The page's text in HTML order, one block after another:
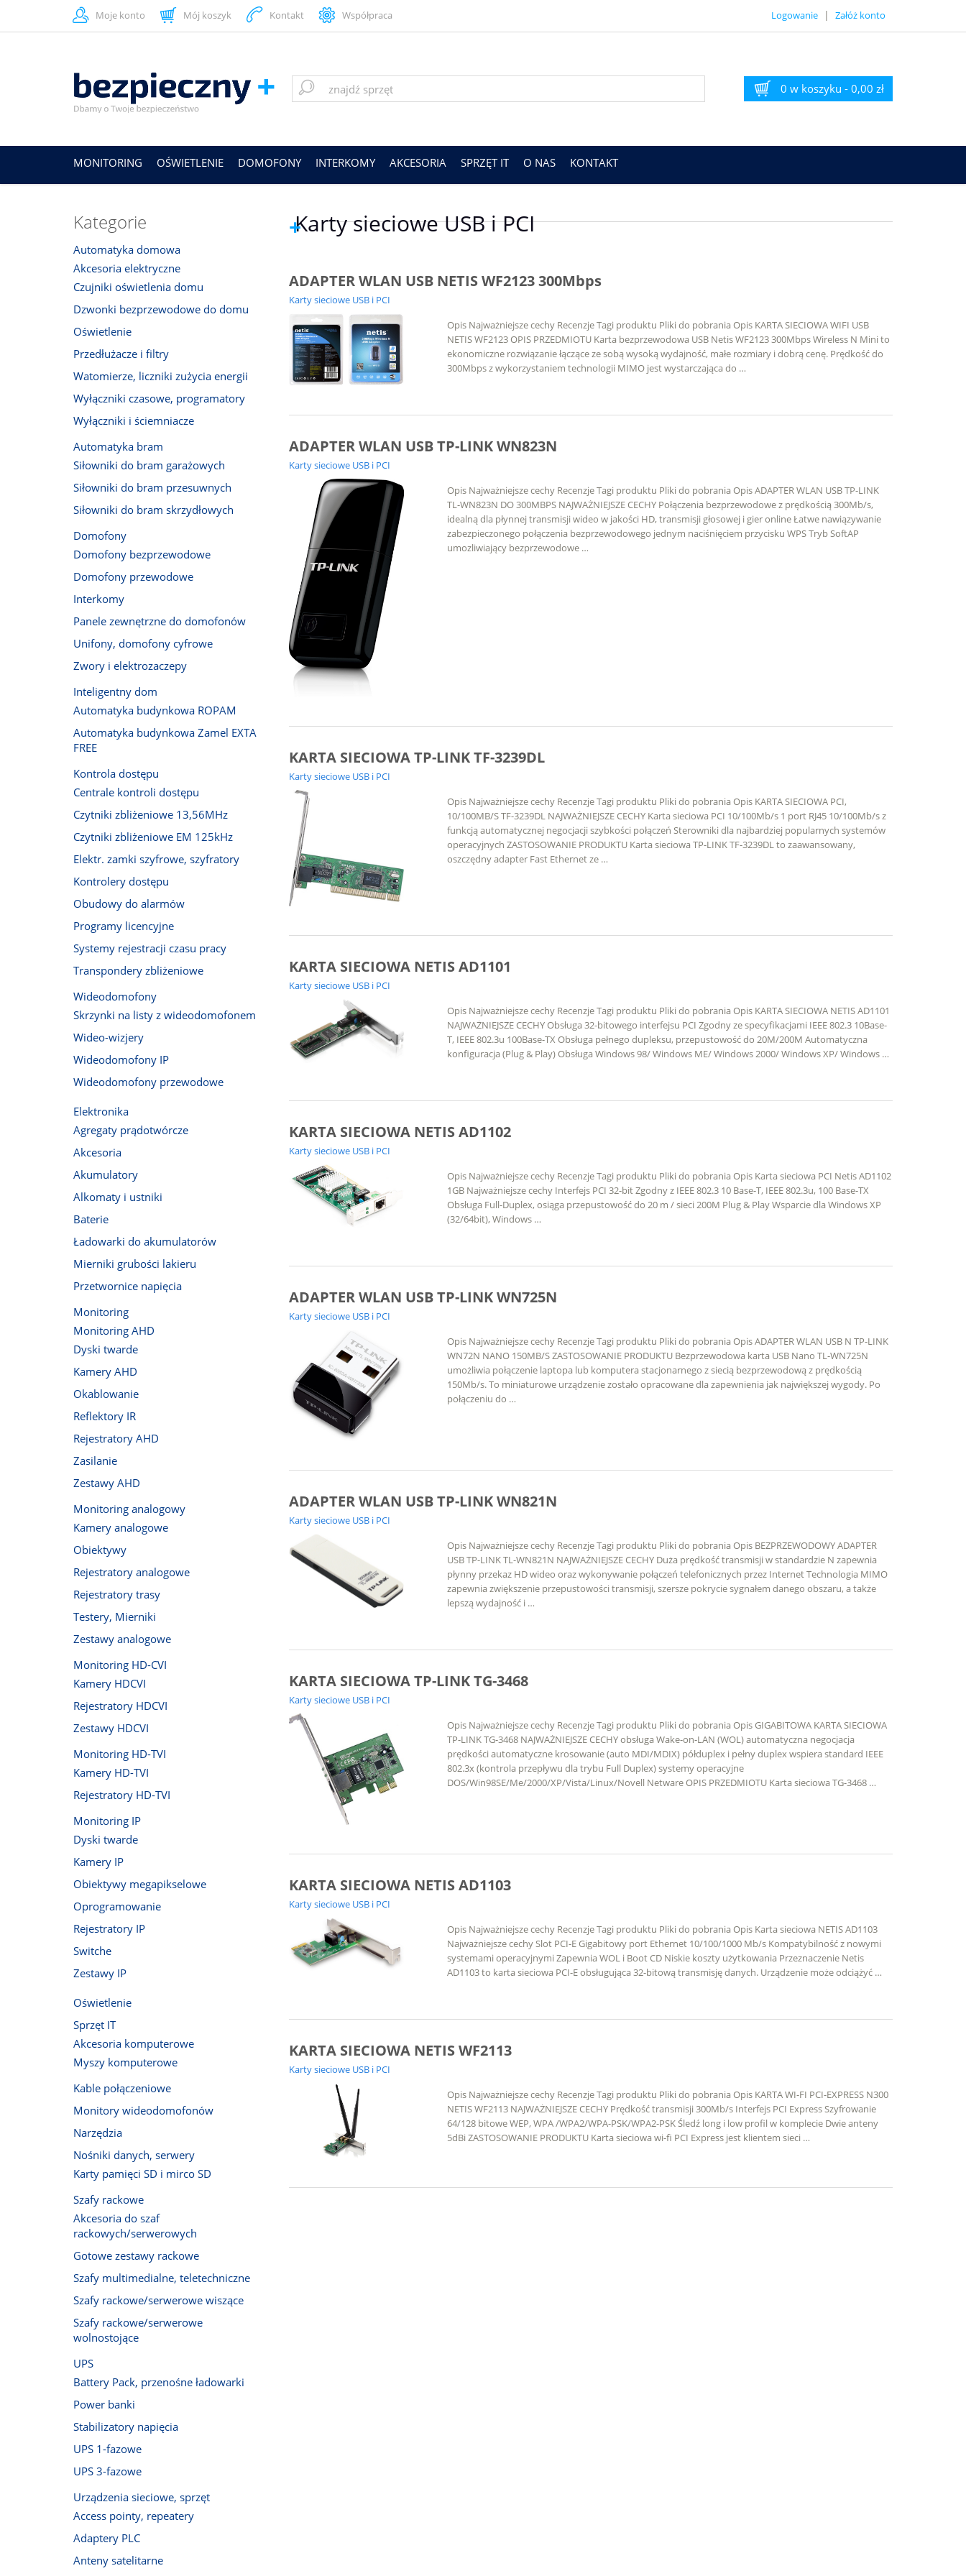
Moje konto Mój koszyk Kontakt Współpraca Logowanie | Załóż konto
0 w koszyku - 0,00 zł
MONITORING OŚWIETLENIE DOMOFONY INTERKOMY AKCESORIA SPRZĘT IT O NAS KONTAKT
Karty sieciowe USB i PCI
ADAPTER WLAN USB NETIS WF2123 300Mbps
Karty sieciowe USB i PCI
Opis Najważniejsze cechy Recenzje Tagi produktu Pliki do pobrania Opis KARTA SIECIOWA WIFI USB
NETIS WF2123 OPIS PRZEDMIOTU Karta bezprzewodowa USB Netis WF2123 300Mbps Wireless N Mini to
ekonomiczne rozwiązanie łączące ze sobą wysoką wydajność, małe rozmiary i dobrą cenę. Prędkość do
300Mbps z wykorzystaniem technologii MIMO jest wystarczająca do …
ADAPTER WLAN USB TP-LINK WN823N
Karty sieciowe USB i PCI
Opis Najważniejsze cechy Recenzje Tagi produktu Pliki do pobrania Opis ADAPTER WLAN USB TP-LINK
TL-WN823N DO 300MBPS NAJWAŻNIEJSZE CECHY Połączenia bezprzewodowe z prędkością 300Mb/s,
idealną dla płynnej transmisji wideo w jakości HD, transmisji głosowej i gier online Łatwe nawiązywanie
zabezpieczonego połączenia bezprzewodowego jednym naciśnięciem przycisku WPS Tryb SoftAP
umozliwiający bezprzewodowe …
KARTA SIECIOWA TP-LINK TF-3239DL
Karty sieciowe USB i PCI
Opis Najważniejsze cechy Recenzje Tagi produktu Pliki do pobrania Opis KARTA SIECIOWA PCI,
10/100MB/S TF-3239DL NAJWAŻNIEJSZE CECHY Karta sieciowa PCI 10/100Mb/s 1 port RJ45 10/100Mb/s z
funkcją automatycznej negocjacji szybkości połączeń Sterowniki dla najbardziej popularnych systemów
operacyjnych ZASTOSOWANIE PRODUKTU Karta sieciowa TP-LINK TF-3239DL to zaawansowany,
oszczędny adapter Fast Ethernet ze …
KARTA SIECIOWA NETIS AD1101
Karty sieciowe USB i PCI
Opis Najważniejsze cechy Recenzje Tagi produktu Pliki do pobrania Opis KARTA SIECIOWA NETIS AD1101
NAJWAŻNIEJSZE CECHY Obsługa 32-bitowego interfejsu PCI Zgodny ze specyfikacjami IEEE 802.3 10Base-
T, IEEE 802.3u 100Base-TX Obsługa pełnego dupleksu, przepustowość do 20M/200M Automatyczna
konfiguracja (Plug & Play) Obsługa Windows 98/ Windows ME/ Windows 2000/ Windows XP/ Windows …
KARTA SIECIOWA NETIS AD1102
Karty sieciowe USB i PCI
Opis Najważniejsze cechy Recenzje Tagi produktu Pliki do pobrania Opis Karta sieciowa PCI Netis AD1102
1GB Najważniejsze cechy Interfejs PCI 32-bit Zgodny z IEEE 802.3 10 Base-T, IEEE 802.3u, 100 Base-TX
Obsługa Full-Duplex, osiąga przepustowość do 20 m / sieci 200M Plug & Play Wsparcie dla Windows XP
(32/64bit), Windows …
ADAPTER WLAN USB TP-LINK WN725N
Karty sieciowe USB i PCI
Opis Najważniejsze cechy Recenzje Tagi produktu Pliki do pobrania Opis ADAPTER WLAN USB N TP-LINK
WN72N NANO 150MB/S ZASTOSOWANIE PRODUKTU Bezprzewodowa karta USB Nano TL-WN725N
umożliwia połączenie laptopa lub komputera stacjonarnego z siecią bezprzewodową z prędkością
150Mb/s. To miniaturowe urządzenie zostało opracowane dla zapewnienia jak największej wygody. Po
połączeniu do …
ADAPTER WLAN USB TP-LINK WN821N
Karty sieciowe USB i PCI
Opis Najważniejsze cechy Recenzje Tagi produktu Pliki do pobrania Opis BEZPRZEWODOWY ADAPTER
USB TP-LINK TL-WN821N NAJWAŻNIEJSZE CECHY Duża prędkość transmisji w standardzie N zapewnia
płynny przekaz HD wideo oraz wykonywanie połączeń telefonicznych przez Internet Technologia MIMO
zapewnia zwiększenie przepustowości transmisji, szersze pokrycie sygnałem danego obszaru, a także
lepszą wydajność i …
KARTA SIECIOWA TP-LINK TG-3468
Karty sieciowe USB i PCI
Opis Najważniejsze cechy Recenzje Tagi produktu Pliki do pobrania Opis GIGABITOWA KARTA SIECIOWA
TP-LINK TG-3468 NAJWAŻNIEJSZE CECHY obsługa Wake-on-LAN (WOL) automatyczna negocjacja
prędkości automatyczne krosowanie (auto MDI/MDIX) półduplex i pełny duplex wspiera standard IEEE
802.3x (kontrola przepływu dla trybu Full Duplex) systemy operacyjne
DOS/Win98SE/Me/2000/XP/Vista/Linux/Novell Netware OPIS PRZEDMIOTU Karta sieciowa TG-3468 …
KARTA SIECIOWA NETIS AD1103
Karty sieciowe USB i PCI
Opis Najważniejsze cechy Recenzje Tagi produktu Pliki do pobrania Opis Karta sieciowa NETIS AD1103
Najważniejsze cechy Slot PCI-E Gigabitowy port Ethernet 10/100/1000 Mb/s Kompatybilność z nowymi
systemami operacyjnymi Zapewnia WOL i Boot CD Niskie koszty użytkowania Przeznaczenie Netis
AD1103 to karta sieciowa PCI-E obsługująca 32-bitową transmisję danych. Urządzenie może odciążyć …
KARTA SIECIOWA NETIS WF2113
Karty sieciowe USB i PCI
Opis Najważniejsze cechy Recenzje Tagi produktu Pliki do pobrania Opis KARTA WI-FI PCI-EXPRESS N300
NETIS WF2113 NAJWAŻNIEJSZE CECHY Prędkość transmisji 300Mb/s Interfejs PCI Express Szyfrowanie
64/128 bitowe WEP, WPA /WPA2/WPA-PSK/WPA2-PSK Śledź long i low profil w komplecie Dwie anteny
5dBi ZASTOSOWANIE PRODUKTU Karta sieciowa wi-fi PCI Express jest klientem sieci …
Kategorie
Automatyka domowa
Akcesoria elektryczne
Czujniki oświetlenia domu
Dzwonki bezprzewodowe do domu
Oświetlenie
Przedłużacze i filtry
Watomierze, liczniki zużycia energii
Wyłączniki czasowe, programatory
Wyłączniki i ściemniacze
Automatyka bram
Siłowniki do bram garażowych
Siłowniki do bram przesuwnych
Siłowniki do bram skrzydłowych
Domofony
Domofony bezprzewodowe
Domofony przewodowe
Interkomy
Panele zewnętrzne do domofonów
Unifony, domofony cyfrowe
Zwory i elektrozaczepy
Inteligentny dom
Automatyka budynkowa ROPAM
Automatyka budynkowa Zamel EXTA
FREE
Kontrola dostępu
Centrale kontroli dostępu
Czytniki zbliżeniowe 13,56MHz
Czytniki zbliżeniowe EM 125kHz
Elektr. zamki szyfrowe, szyfratory
Kontrolery dostępu
Obudowy do alarmów
Programy licencyjne
Systemy rejestracji czasu pracy
Transpondery zbliżeniowe
Wideodomofony
Skrzynki na listy z wideodomofonem
Wideo-wizjery
Wideodomofony IP
Wideodomofony przewodowe
Elektronika
Agregaty prądotwórcze
Akcesoria
Akumulatory
Alkomaty i ustniki
Baterie
Ładowarki do akumulatorów
Mierniki grubości lakieru
Przetwornice napięcia
Monitoring
Monitoring AHD
Dyski twarde
Kamery AHD
Okablowanie
Reflektory IR
Rejestratory AHD
Zasilanie
Zestawy AHD
Monitoring analogowy
Kamery analogowe
Obiektywy
Rejestratory analogowe
Rejestratory trasy
Testery, Mierniki
Zestawy analogowe
Monitoring HD-CVI
Kamery HDCVI
Rejestratory HDCVI
Zestawy HDCVI
Monitoring HD-TVI
Kamery HD-TVI
Rejestratory HD-TVI
Monitoring IP
Dyski twarde
Kamery IP
Obiektywy megapikselowe
Oprogramowanie
Rejestratory IP
Switche
Zestawy IP
Oświetlenie
Sprzęt IT
Akcesoria komputerowe
Myszy komputerowe
Kable połączeniowe
Monitory wideodomofonów
Narzędzia
Nośniki danych, serwery
Karty pamięci SD i mirco SD
Szafy rackowe
Akcesoria do szaf
rackowych/serwerowych
Gotowe zestawy rackowe
Szafy multimedialne, teletechniczne
Szafy rackowe/serwerowe wiszące
Szafy rackowe/serwerowe
wolnostojące
UPS
Battery Pack, przenośne ładowarki
Power banki
Stabilizatory napięcia
UPS 1-fazowe
UPS 3-fazowe
Urządzenia sieciowe, sprzęt
Access pointy, repeatery
Adaptery PLC
Anteny satelitarne